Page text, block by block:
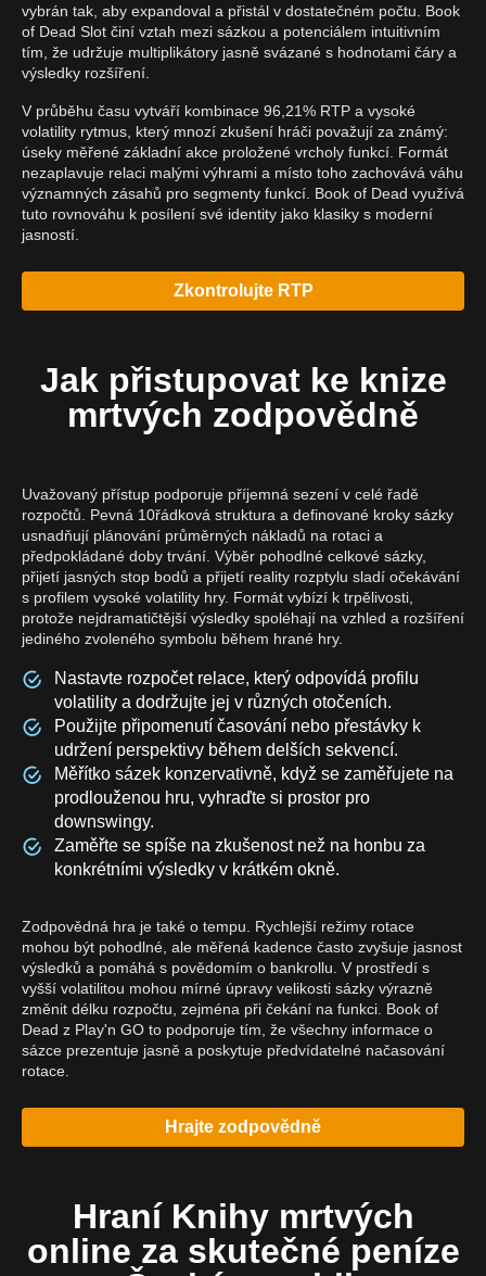
vybrán tak, aby expandoval a přistál v dostatečném počtu. Book
of Dead Slot činí vztah mezi sázkou a potenciálem intuitivním
tím, že udržuje multiplikátory jasně svázané s hodnotami čáry a
výsledky rozšíření.
V průběhu času vytváří kombinace 96,21% RTP a vysoké
volatility rytmus, který mnozí zkušení hráči považují za známý:
úseky měřené základní akce proložené vrcholy funkcí. Formát
nezaplavuje relaci malými výhrami a místo toho zachovává váhu
významných zásahů pro segmenty funkcí. Book of Dead využívá
tuto rovnováhu k posílení své identity jako klasiky s moderní
jasností.
Zkontrolujte RTP
Jak přistupovat ke knize
mrtvých zodpovědně
Uvažovaný přístup podporuje příjemná sezení v celé řadě
rozpočtů. Pevná 10řádková struktura a definované kroky sázky
usnadňují plánování průměrných nákladů na rotaci a
předpokládané doby trvání. Výběr pohodlné celkové sázky,
přijetí jasných stop bodů a přijetí reality rozptylu sladí očekávání
s profilem vysoké volatility hry. Formát vybízí k trpělivosti,
protože nejdramatičtější výsledky spoléhají na vzhled a rozšíření
jediného zvoleného symbolu během hrané hry.
Nastavte rozpočet relace, který odpovídá profilu
volatility a dodržujte jej v různých otočeních.
Použijte připomenutí časování nebo přestávky k
udržení perspektivy během delších sekvencí.
Měřítko sázek konzervativně, když se zaměřujete na
prodlouženou hru, vyhraďte si prostor pro
downswingy.
Zaměřte se spíše na zkušenost než na honbu za
konkrétními výsledky v krátkém okně.
Zodpovědná hra je také o tempu. Rychlejší režimy rotace
mohou být pohodlné, ale měřená kadence často zvyšuje jasnost
výsledků a pomáhá s povědomím o bankrollu. V prostředí s
vyšší volatilitou mohou mírné úpravy velikosti sázky výrazně
změnit délku rozpočtu, zejména při čekání na funkci. Book of
Dead z Play'n GO to podporuje tím, že všechny informace o
sázce prezentuje jasně a poskytuje předvídatelné načasování
rotace.
Hrajte zodpovědně
Hraní Knihy mrtvých
online za skutečné peníze